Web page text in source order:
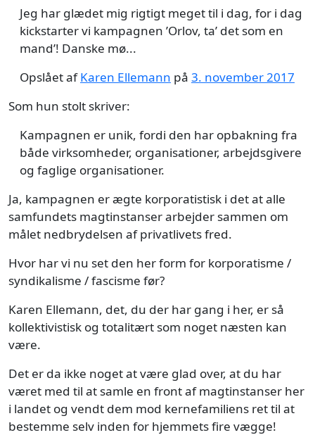
Jeg har glædet mig rigtigt meget til i dag, for i dag
kickstarter vi kampagnen ’Orlov, ta’ det som en
mand’! Danske mø...
Opslået afKaren Ellemann på 3. november 2017
Som hun stolt skriver:
Kampagnen er unik, fordi den har opbakning fra
både virksomheder, organisationer, arbejdsgivere
og faglige organisationer.
Ja, kampagnen er ægte korporatistisk i det at alle
samfundets magtinstanser arbejder sammen om
målet nedbrydelsen af privatlivets fred.
Hvor har vi nu set den her form for korporatisme /
syndikalisme / fascisme før?
Karen Ellemann, det, du der har gang i her, er så
kollektivistisk og totalitært som noget næsten kan
være.
Det er da ikke noget at være glad over, at du har
været med til at samle en front af magtinstanser her
i landet og vendt dem mod kernefamiliens ret til at
bestemme selv inden for hjemmets fire vægge!